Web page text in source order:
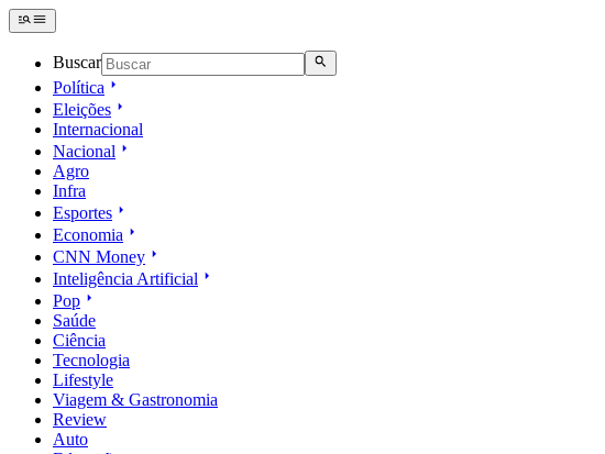
Buscar
Política
Eleições
Internacional
Nacional
Agro
Infra
Esportes
Economia
CNN Money
Inteligência Artificial
Pop
Saúde
Ciência
Tecnologia
Lifestyle
Viagem & Gastronomia
Review
Auto